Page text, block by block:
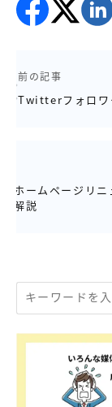
前の記事
Twitterフォロワ
ホームページリ
解説